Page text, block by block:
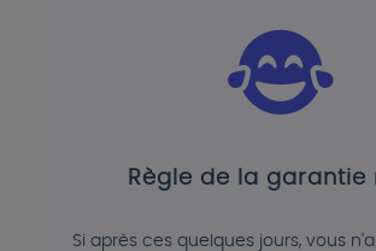
Règle de la garantie
Si après ces quelques jours, vous